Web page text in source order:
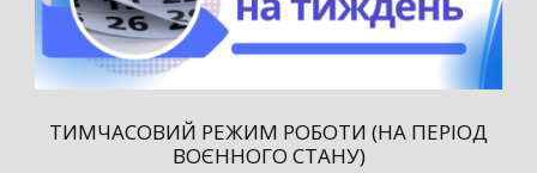
ТИМЧАСОВИЙ РЕЖИМ РОБОТИ (НА ПЕРІОД
ВОЄННОГО СТАНУ)